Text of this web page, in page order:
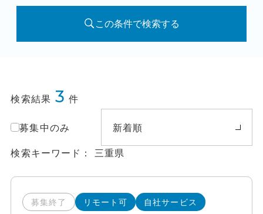
この条件で検索する
検索結果 3 件
募集中のみ 新着順
検索キーワード 三重県
募集終了 リモート可 自社サービス